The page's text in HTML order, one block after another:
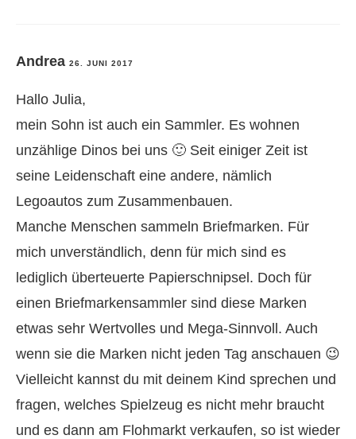
Andrea 26. JUNI 2017
Hallo Julia,
mein Sohn ist auch ein Sammler. Es wohnen
unzählige Dinos bei uns 🙂 Seit einiger Zeit ist
seine Leidenschaft eine andere, nämlich
Legoautos zum Zusammenbauen.
Manche Menschen sammeln Briefmarken. Für
mich unverständlich, denn für mich sind es
lediglich überteuerte Papierschnipsel. Doch für
einen Briefmarkensammler sind diese Marken
etwas sehr Wertvolles und Mega-Sinnvoll. Auch
wenn sie die Marken nicht jeden Tag anschauen 😉
Vielleicht kannst du mit deinem Kind sprechen und
fragen, welches Spielzeug es nicht mehr braucht
und es dann am Flohmarkt verkaufen, so ist wieder